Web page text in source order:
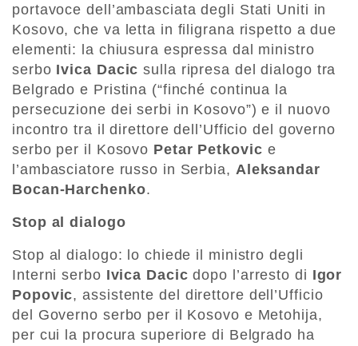
portavoce dell’ambasciata degli Stati Uniti in
Kosovo, che va letta in filigrana rispetto a due
elementi: la chiusura espressa dal ministro
serbo Ivica Dacic sulla ripresa del dialogo tra
Belgrado e Pristina (“finché continua la
persecuzione dei serbi in Kosovo”) e il nuovo
incontro tra il direttore dell’Ufficio del governo
serbo per il Kosovo Petar Petkovic e
l’ambasciatore russo in Serbia, Aleksandar
Bocan-Harchenko.
Stop al dialogo
Stop al dialogo: lo chiede il ministro degli
Interni serbo Ivica Dacicdopo l’arresto di Igor
Popovic, assistente del direttore dell’Ufficio
del Governo serbo per il Kosovo e Metohija,
per cui la procura superiore di Belgrado ha